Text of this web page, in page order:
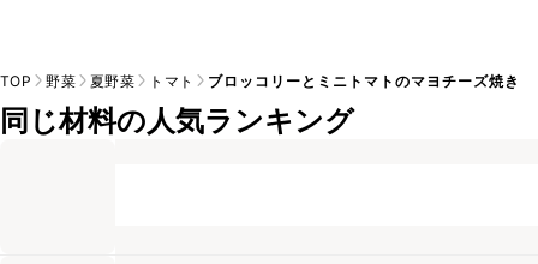
TOP 野菜 夏野菜 トマト ブロッコリーとミニトマトのマヨチーズ焼き
同じ材料の人気ランキング